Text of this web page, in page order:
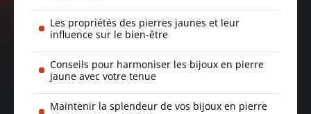
Les propriétés des pierres jaunes et leur
influence sur le bien-être
Conseils pour harmoniser les bijoux en pierre
jaune avec votre tenue
Maintenir la splendeur de vos bijoux en pierre